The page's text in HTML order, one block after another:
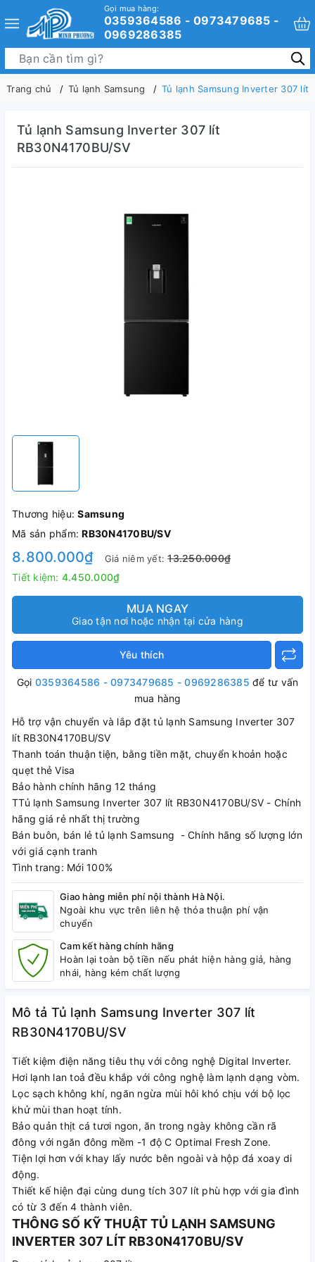
Gọi mua hàng:
0359364586 - 0973479685 -
0969286385
Trang chủ Tủ lạnh Samsung Tủ lạnh Samsung Inverter 307 lít
Tủ lạnh Samsung Inverter 307 lít
RB30N4170BU/SV
Thương hiệu:Samsung
Mã sản phẩm:RB30N4170BU/SV
8.800.000₫ Giá niêm yết:13.250.000₫
Tiết kiệm: 4.450.000₫
MUA NGAY
Giao tận nơi hoặc nhận tại cửa hàng
Yêu thích
Gọi 0359364586 - 0973479685 - 0969286385 để tư vấn
mua hàng
Hỗ trợ vận chuyển và lắp đặt tủ lạnh Samsung Inverter 307
lít RB30N4170BU/SV
Thanh toán thuận tiện, bằng tiền mặt, chuyển khoản hoặc
quẹt thẻ Visa
Bảo hành chính hãng 12 tháng
TTủ lạnh Samsung Inverter 307 lít RB30N4170BU/SV - Chính
hãng giá rẻ nhất thị trường
Bán buôn, bán lẻ tủ lạnh Samsung - Chính hãng số lượng lớn
với giá cạnh tranh
Tình trang: Mới 100%
Giao hàng miễn phí nội thành Hà Nội.
Ngoài khu vực trên liên hệ thỏa thuận phí vận
chuyển
Cam kết hàng chính hãng
Hoàn lại toàn bộ tiền nếu phát hiện hàng giả, hàng
nhái, hàng kém chất lượng
Mô tả Tủ lạnh Samsung Inverter 307 lít
RB30N4170BU/SV
Tiết kiệm điện năng tiêu thụ với công nghệ Digital Inverter.
Hơi lạnh lan toả đều khắp với công nghệ làm lạnh dạng vòm.
Lọc sạch không khí, ngăn ngừa mùi hôi khó chịu với bộ lọc
khử mùi than hoạt tính.
Bảo quản thịt cá tươi ngon, ăn trong ngày không cần rã
đông với ngăn đông mềm -1 độ C Optimal Fresh Zone.
Tiện lợi hơn với khay lấy nước bên ngoài và hộp đá xoay di
động.
Thiết kế hiện đại cùng dung tích 307 lít phù hợp với gia đình
có từ 3 đến 4 thành viên.
THÔNG SỐ KỸ THUẬT TỦ LẠNH SAMSUNG
INVERTER 307 LÍT RB30N4170BU/SV